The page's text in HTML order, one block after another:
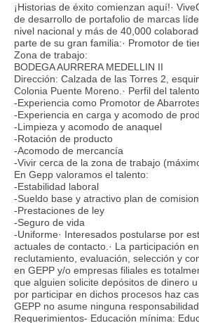
¡Historias de éxito comienzan aquí!·
de desarrollo de portafolio de marcas
nivel nacional y más de 40,000
parte de su gran familia:· Promotor de
Zona de trabajo:
BODEGA AURRERA MEDELLIN II
Dirección: Calzada de las Torres 2,
Colonia Puente Moreno.· Perfil del
-Experiencia como Promotor de
-Experiencia en carga y acomodo de
-Limpieza y acomodo de anaquel
-Rotación de producto
-Acomodo de mercancía
-Vivir cerca de la zona de trabajo
En Gepp valoramos el talento:
-Estabilidad laboral
-Sueldo base y atractivo plan de
-Prestaciones de ley
-Seguro de vida
-Uniforme· Interesados postularse por
actuales de contacto.· La participación
reclutamiento, evaluación, selección y
en GEPP y/o empresas filiales es
que alguien solicite depósitos de dinero
por participar en dichos procesos haz
GEPP no asume ninguna
Requerimientos- Educación mínima: